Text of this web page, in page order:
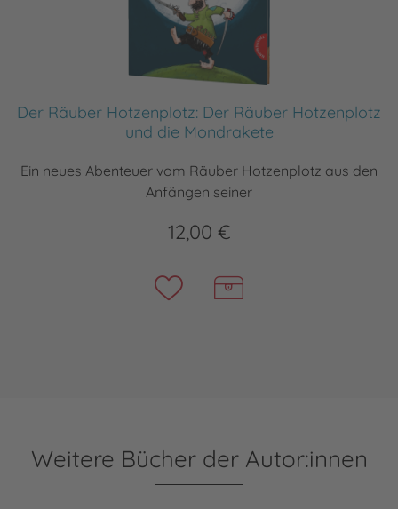
Der Räuber Hotzenplotz: Der Räuber Hotzenplotz
und die Mondrakete
Ein neues Abenteuer vom Räuber Hotzenplotz aus den
Anfängen seiner
12,00 €
Weitere Bücher der Autor:innen